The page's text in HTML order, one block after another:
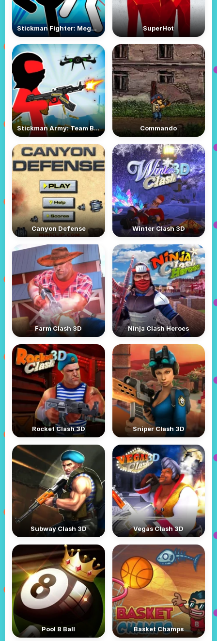
Stickman Fighter: Mega Brawl SuperHot
Stickman Army: Team Battle Commando
Canyon Defense Winter Clash 3D
Farm Clash 3D Ninja Clash Heroes
Rocket Clash 3D Sniper Clash 3D
Subway Clash 3D Vegas Clash 3D
Pool 8 Ball Basket Champs